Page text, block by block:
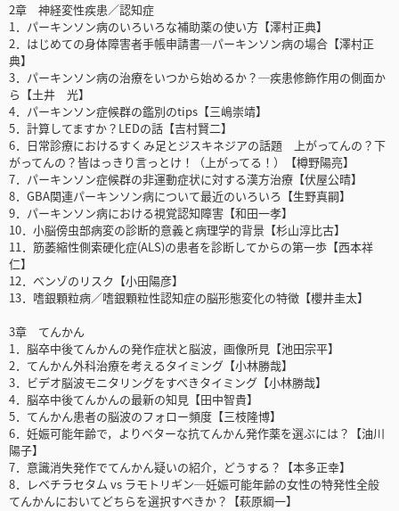
2章 神経変性疾患／認知症
1．パーキンソン病のいろいろな補助薬の使い方【澤村正典】
2．はじめての身体障害者手帳申請書─パーキンソン病の場合【澤村正
典】
3．パーキンソン病の治療をいつから始めるか？─疾患修飾作用の側面か
ら【土井 光】
4．パーキンソン症候群の鑑別のtips【三嶋崇靖】
5．計算してますか？LEDの話【吉村賢二】
6．日常診療におけるすくみ足とジスキネジアの話題 上がってんの？下
がってんの？皆はっきり言っとけ！（上がってる！）【樽野陽亮】
7．パーキンソン症候群の非運動症状に対する漢方治療【伏屋公晴】
8．GBA関連パーキンソン病について最近のいろいろ【生野真嗣】
9．パーキンソン病における視覚認知障害【和田一孝】
10．小脳傍虫部病変の診断的意義と病理学的背景【杉山淳比古】
11．筋萎縮性側索硬化症(ALS)の患者を診断してからの第一歩【西本祥
仁】
12．ベンゾのリスク【小田陽彦】
13．嗜銀顆粒病／嗜銀顆粒性認知症の脳形態変化の特徴【櫻井圭太】
3章 てんかん
1．脳卒中後てんかんの発作症状と脳波，画像所見【池田宗平】
2．てんかん外科治療を考えるタイミング【小林勝哉】
3．ビデオ脳波モニタリングをすべきタイミング【小林勝哉】
4．脳卒中後てんかんの最新の知見【田中智貴】
5．てんかん患者の脳波のフォロー頻度【三枝隆博】
6．妊娠可能年齢で，よりベターな抗てんかん発作薬を選ぶには？【油川
陽子】
7．意識消失発作でてんかん疑いの紹介，どうする？【本多正幸】
8．レベチラセタム vs ラモトリギン─妊娠可能年齢の女性の特発性全般
てんかんにおいてどちらを選択すべきか？【萩原綱一】